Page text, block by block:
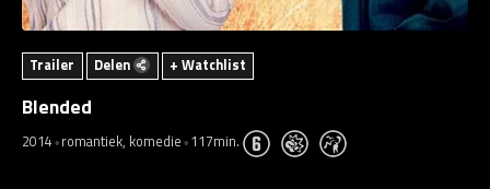
Trailer Delen + Watchlist
Blended
2014 romantiek, komedie 117min.